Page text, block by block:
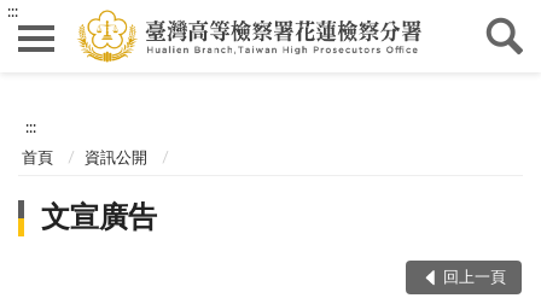
:::
:::
首頁 資訊公開
文宣廣告
回上一頁